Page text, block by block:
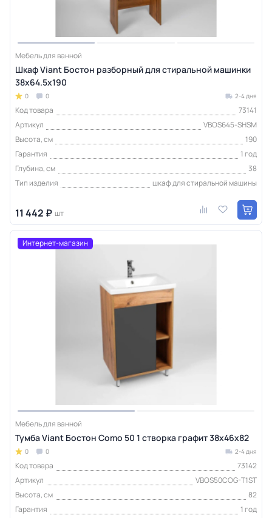
Мебель для ванной
Шкаф Viant Бостон разборный для стиральной машинки
38х64.5х190
0 0 2-4 дня
Код товара
73141
Артикул
VBOS645-SHSM
Высота, см
190
Гарантия
1 год
Глубина, см
38
Тип изделия
шкаф для стиральной машины
11 442 ₽ шт
Интернет-магазин
Мебель для ванной
Тумба Viant Бостон Como 50 1 створка графит 38х46х82
0 0 2-4 дня
Код товара
73142
Артикул
VBOS50COG-T1ST
Высота, см
82
Гарантия
1 год